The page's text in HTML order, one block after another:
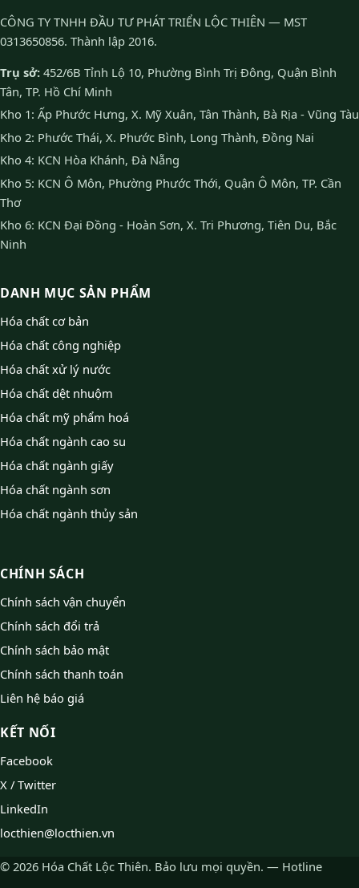
CÔNG TY TNHH ĐẦU TƯ PHÁT TRIỂN LỘC THIÊN — MST
0313650856. Thành lập 2016.
Trụ sở: 452/6B Tỉnh Lộ 10, Phường Bình Trị Đông, Quận Bình
Tân, TP. Hồ Chí Minh
Kho 1: Ấp Phước Hưng, X. Mỹ Xuân, Tân Thành, Bà Rịa - Vũng Tàu
Kho 2: Phước Thái, X. Phước Bình, Long Thành, Đồng Nai
Kho 4: KCN Hòa Khánh, Đà Nẵng
Kho 5: KCN Ô Môn, Phường Phước Thới, Quận Ô Môn, TP. Cần
Thơ
Kho 6: KCN Đại Đồng - Hoàn Sơn, X. Tri Phương, Tiên Du, Bắc
Ninh
DANH MỤC SẢN PHẨM
Hóa chất cơ bản
Hóa chất công nghiệp
Hóa chất xử lý nước
Hóa chất dệt nhuộm
Hóa chất mỹ phẩm hoá
Hóa chất ngành cao su
Hóa chất ngành giấy
Hóa chất ngành sơn
Hóa chất ngành thủy sản
CHÍNH SÁCH
Chính sách vận chuyển
Chính sách đổi trả
Chính sách bảo mật
Chính sách thanh toán
Liên hệ báo giá
KẾT NỐI
Facebook
X / Twitter
LinkedIn
locthien@locthien.vn
© 2026 Hóa Chất Lộc Thiên. Bảo lưu mọi quyền. — Hotline